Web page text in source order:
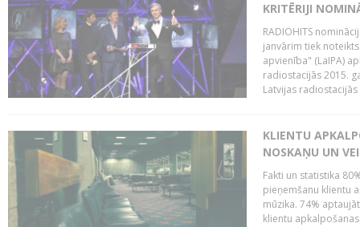
KRITĒRIJI
RADIOHITS
janvārim tiek
apvienība" (LaIPA)
radiostacijās 2015.
Latvijas
KLIENTU
NOSKAŅU UN
Fakti un statistika
pieņemšanu klientu
mūzika. 74%
klientu